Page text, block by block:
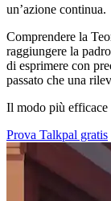
un’azione continua.
Comprendere la
raggiungere la
di esprimere con
passato che una
Il modo più efficace
Prova Talkpal gratis